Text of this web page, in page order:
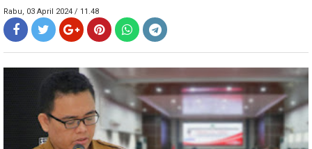
Rabu, 03 April 2024 / 11.48